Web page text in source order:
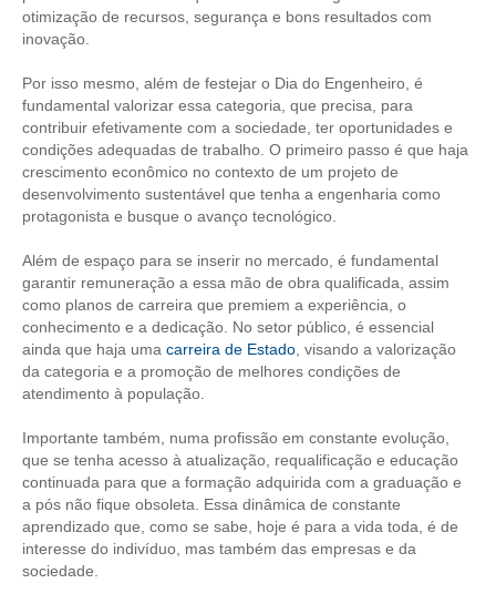
LEI 4.950-A/1966 – PISO SALARIAL
LEI 6.496/1977 – ART
RES 1.002/2002 – CÓDIGO DE ÉTICA
HOMOLOGAÇÕES
FIQUE POR DENTRO
OPORTUNIDADES
APRESENTAÇÃO
CARREIRA
AUTÔNOMOS E SERVIÇOS
NEWSLETTER
otimização de recursos, segurança e bons resultados com
inovação.
Por isso mesmo, além de festejar o Dia do Engenheiro, é
fundamental valorizar essa categoria, que precisa, para
contribuir efetivamente com a sociedade, ter oportunidades e
condições adequadas de trabalho. O primeiro passo é que haja
crescimento econômico no contexto de um projeto de
desenvolvimento sustentável que tenha a engenharia como
protagonista e busque o avanço tecnológico.
Além de espaço para se inserir no mercado, é fundamental
garantir remuneração a essa mão de obra qualificada, assim
como planos de carreira que premiem a experiência, o
conhecimento e a dedicação. No setor público, é essencial
ainda que haja uma carreira de Estado , visando a valorização
da categoria e a promoção de melhores condições de
atendimento à população.
Importante também, numa profissão em constante evolução,
que se tenha acesso à atualização, requalificação e educação
continuada para que a formação adquirida com a graduação e
a pós não fique obsoleta. Essa dinâmica de constante
aprendizado que, como se sabe, hoje é para a vida toda, é de
interesse do indivíduo, mas também das empresas e da
sociedade.